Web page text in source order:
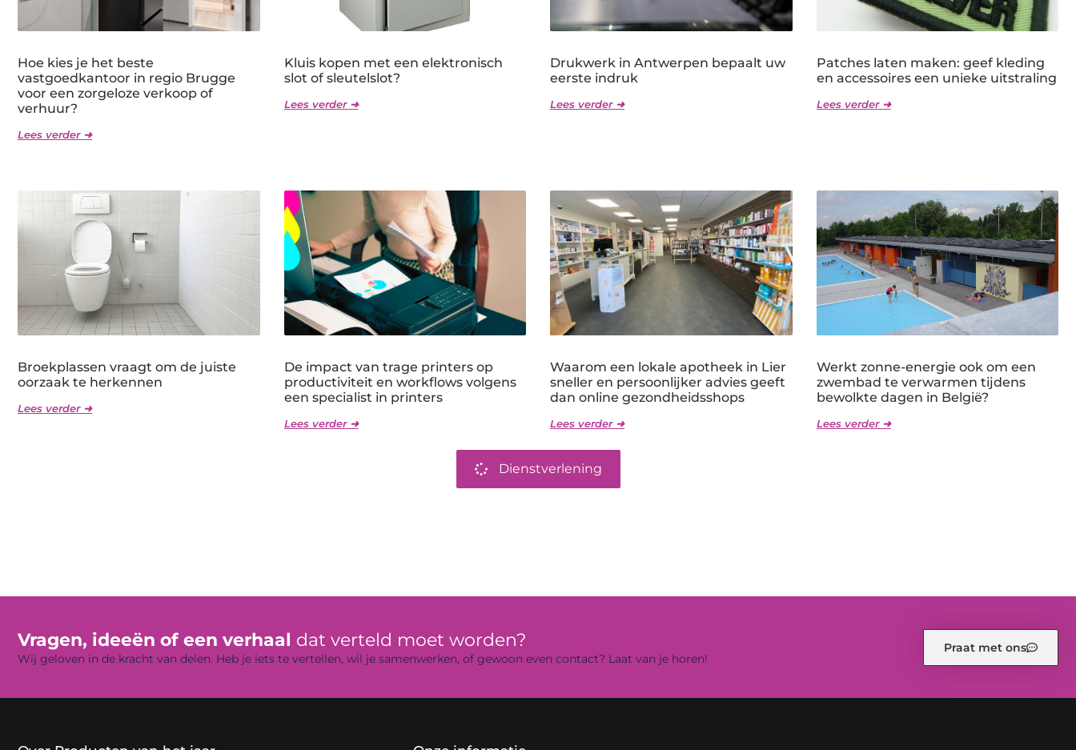
Hoe kies je het beste
vastgoedkantoor in regio Brugge
voor een zorgeloze verkoop of
verhuur?
Lees verder ➜
Kluis kopen met een elektronisch
slot of sleutelslot?
Lees verder ➜
Drukwerk in Antwerpen bepaalt uw
eerste indruk
Lees verder ➜
Patches laten maken: geef kleding
en accessoires een unieke uitstraling
Lees verder ➜
Broekplassen vraagt om de juiste
oorzaak te herkennen
Lees verder ➜
De impact van trage printers op
productiviteit en workflows volgens
een specialist in printers
Lees verder ➜
Waarom een lokale apotheek in Lier
sneller en persoonlijker advies geeft
dan online gezondheidsshops
Lees verder ➜
Werkt zonne-energie ook om een
zwembad te verwarmen tijdens
bewolkte dagen in België?
Lees verder ➜
Dienstverlening
Vragen, ideeën of een verhaal dat verteld moet worden?
Wij geloven in de kracht van delen. Heb je iets te vertellen, wil je samenwerken, of gewoon even contact? Laat van je horen!
Praat met ons